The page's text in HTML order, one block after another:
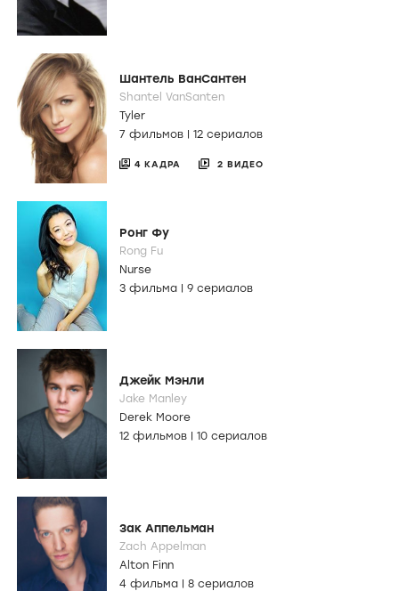
Шантель ВанСантен
Shantel VanSanten
Tyler
7 фильмов | 12 сериалов
4 КАДРА 2 ВИДЕО
Ронг Фу
Rong Fu
Nurse
3 фильма
9 сериалов
Джейк Мэнли
Jake Manley
Derek Moore
12 фильмов
10 сериалов
Зак Аппельман
Zach Appelman
Alton Finn
4 фильма
8 сериалов